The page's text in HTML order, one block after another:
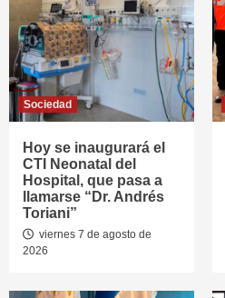
Sociedad
Hoy se inaugurará el
CTI Neonatal del
Hospital, que pasa a
llamarse “Dr. Andrés
Toriani”
viernes 7 de agosto de
2026